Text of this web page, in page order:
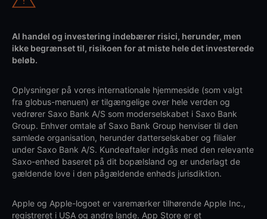
Al handel og investering indebærer risici, herunder, men
ikke begrænset til, risikoen for at miste hele det investerede
beløb.
Oplysninger på vores internationale hjemmeside (som valgt
fra globus-menuen) er tilgængelige over hele verden og
vedrører Saxo Bank A/S som moderselskabet i Saxo Bank
Group. Enhver omtale af Saxo Bank Group henviser til den
samlede organisation, herunder datterselskaber og filialer
under Saxo Bank A/S. Kundeaftaler indgås med den relevante
Saxo-enhed baseret på dit bopælsland og er underlagt de
gældende love i den pågældende enheds jurisdiktion.
Apple og Apple-logoet er varemærker tilhørende Apple Inc.,
registreret i USA og andre lande. App Store er et